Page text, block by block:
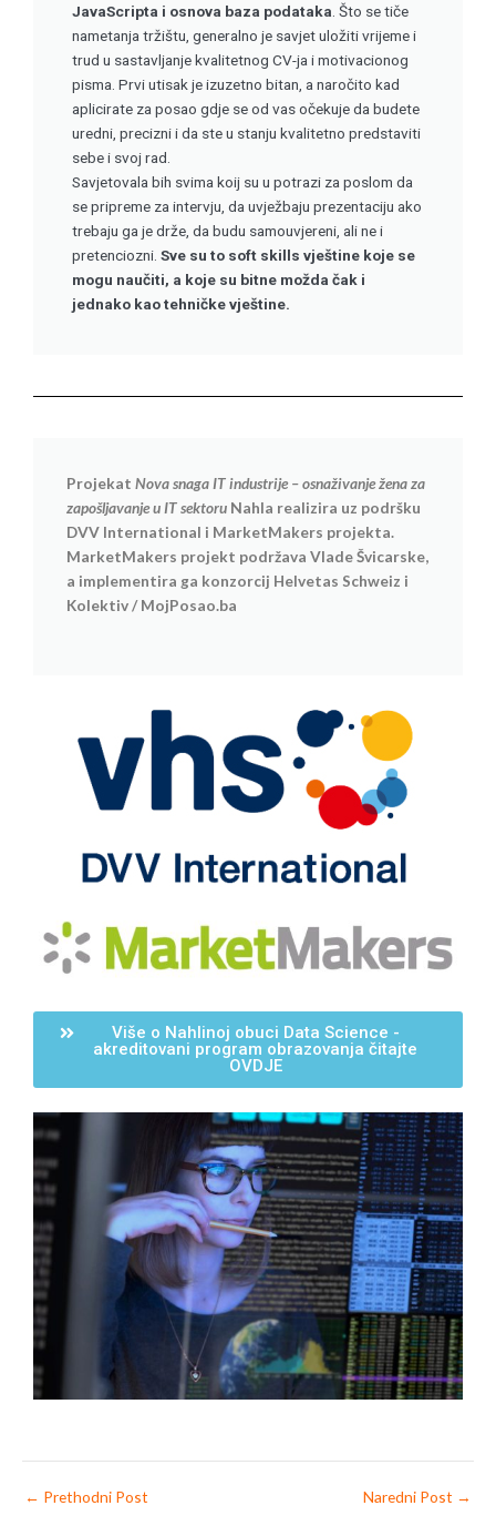
JavaScripta i osnova baza podataka . Što se tiče
nametanja tržištu, generalno je savjet uložiti vrijeme i
trud u sastavljanje kvalitetnog CV-ja i motivacionog
pisma. Prvi utisak je izuzetno bitan, a naročito kad
aplicirate za posao gdje se od vas očekuje da budete
uredni, precizni i da ste u stanju kvalitetno predstaviti
sebe i svoj rad.
Savjetovala bih svima koij su u potrazi za poslom da
se pripreme za intervju, da uvježbaju prezentaciju ako
trebaju ga je drže, da budu samouvjereni, ali ne i
pretenciozni. Sve su to soft skills vještine koje se
mogu naučiti, a koje su bitne možda čak i
jednako kao tehničke vještine.
Projekat Nova snaga IT industrije – osnaživanje žena za
zapošljavanje u IT sektoru Nahla realizira uz podršku
DVV International i MarketMakers projekta.
MarketMakers projekt podržava Vlade Švicarske,
a implementira ga konzorcij Helvetas Schweiz i
Kolektiv / MojPosao.ba
Više o Nahlinoj obuci Data Science -
akreditovani program obrazovanja čitajte
OVDJE
← Prethodni Post Naredni Post →